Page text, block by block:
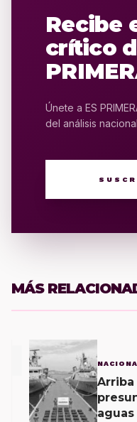
Recibe
crítico
Únete a ES
del análisis
MÁS